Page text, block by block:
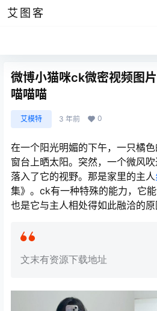
艾图客
微博小猫咪ck微密视频图
喵喵喵
艾模特 3 年前 0
在一个阳光明媚的下午，一只橘
窗台上晒太阳。突然，一个微风吹
落入了它的视野。那是家里的主人
集》。ck有一种特殊的能力，它
也是它与主人相处得如此融洽的原
文末有资源下载地址